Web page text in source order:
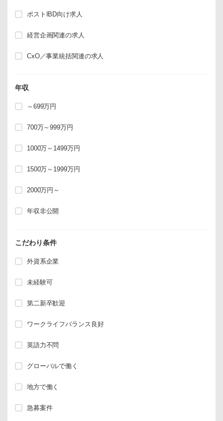
ポストIBD向け求人
経営企画関連の求人
CxO／事業統括関連の求人
年収
～699万円
700万～999万円
1000万～1499万円
1500万～1999万円
2000万円～
年収非公開
こだわり条件
外資系企業
未経験可
第二新卒歓迎
ワークライフバランス良好
英語力不問
グローバルで働く
地方で働く
急募案件